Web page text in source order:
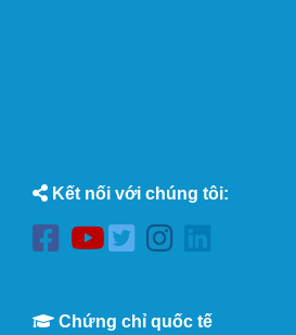
Kết nối với chúng tôi:
Chứng chỉ quốc tế